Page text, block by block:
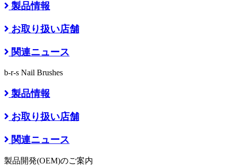
製品情報
お取り扱い店舗
関連ニュース
b-r-s Nail Brushes
製品情報
お取り扱い店舗
関連ニュース
製品開発(OEM)のご案内